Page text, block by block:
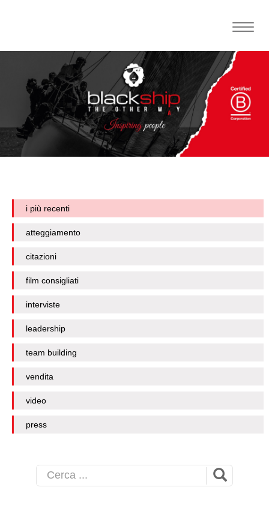
Toggle
i più recenti
atteggiamento
citazioni
film consigliati
interviste
leadership
team building
vendita
video
press